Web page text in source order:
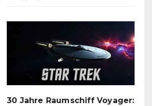
30 Jahre Raumschiff Voyager: